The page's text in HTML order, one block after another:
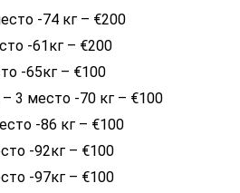
-74 кг – €200
-61кг – €200
-65кг – €100
3 место -70 кг – €100
-86 кг – €100
-92кг – €100
-97кг – €100